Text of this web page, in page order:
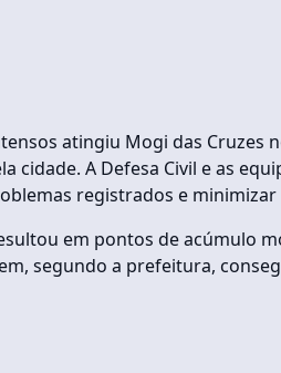
atingiu Mogi das Cruzes
A Defesa Civil e as
registrados e
em pontos de acúmulo
segundo a prefeitura,